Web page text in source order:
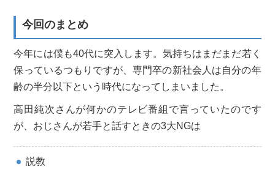
今回のまとめ
今年には僕も40代に突入します。気持ちはまだまだ若く
保っているつもりですが、専門卒の新社会人は自分の年
齢の半分以下という時代になってしまいました。
高田純次さんが何かのテレビ番組で言っていたのです
が、おじさんが若手と話すときの3大NGは
説教